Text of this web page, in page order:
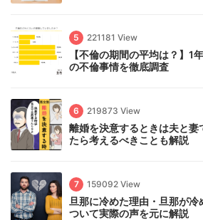
5 221181 View
【不倫の期間の平均は？】1
の不倫事情を徹底調査
6 219873 View
離婚を決意するときは夫と妻
たら考えるべきことも解説
7 159092 View
旦那に冷めた理由・旦那が
ついて実際の声を元に解説